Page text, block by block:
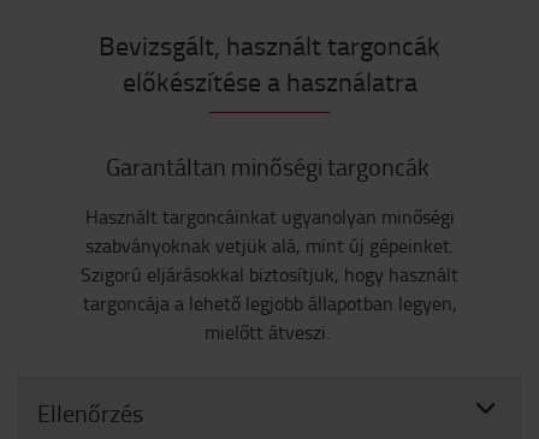
Bevizsgált, használt targoncák
előkészítése a használatra
Garantáltan minőségi targoncák
Használt targoncáinkat ugyanolyan minőségi
szabványoknak vetjük alá, mint új gépeinket.
Szigorú eljárásokkal biztosítjuk, hogy használt
targoncája a lehető legjobb állapotban legyen,
mielőtt átveszi.
Ellenőrzés